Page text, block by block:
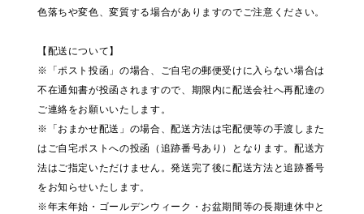
色落ちや変色、変質する場合がありますのでご注意ください。
【配送について】
※「ポスト投函」の場合、ご自宅の郵便受けに入らない場合は
不在通知書が投函されますので、期限内に配送会社へ再配達の
ご連絡をお願いいたします。
※「おまかせ配送」の場合、配送方法は宅配便等の手渡しまた
はご自宅ポストへの投函（追跡番号あり）となります。配送方
法はご指定いただけません。発送完了後に配送方法と追跡番号
をお知らせいたします。
※年末年始・ゴールデンウィーク・お盆期間等の長期連休中と